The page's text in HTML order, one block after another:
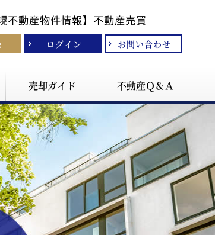
不動産物件情報】 不動産売買
ログイン お問い合わせ
売却ガイド 不動産Ｑ＆Ａ